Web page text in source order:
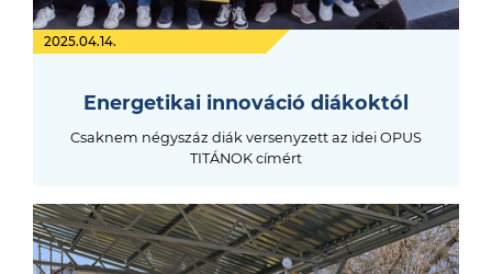
2025.04.14.
Energetikai innováció diákoktól
Csaknem négyszáz diák versenyzett az idei OPUS
TITÁNOK címért